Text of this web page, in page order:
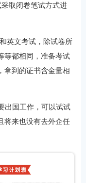
取闭卷笔试方式进
英文考试，除试卷所
等都相同，准备考试
拿到的证书含金量相
出国工作，可以试试
将来也没有去外企任